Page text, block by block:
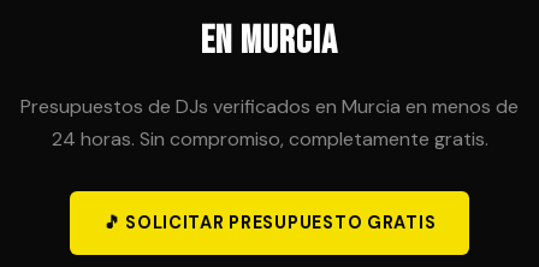
en Murcia
Presupuestos de DJs verificados en Murcia en menos de
24 horas. Sin compromiso, completamente gratis.
🎵 SOLICITAR PRESUPUESTO GRATIS